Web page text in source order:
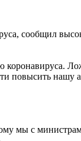
сообщил
коронавируса.
повысить нашу
мы с